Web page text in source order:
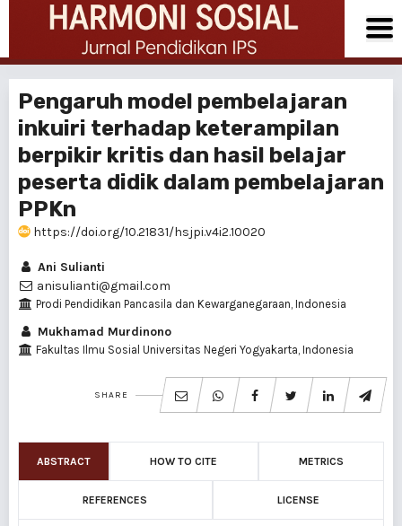
Pengaruh model pembelajaran
inkuiri terhadap keterampilan
berpikir kritis dan hasil belajar
peserta didik dalam pembelajaran
PPKn
https://doi.org/10.21831/hsjpi.v4i2.10020
Ani Sulianti
anisulianti@gmail.com
Prodi Pendidikan Pancasila dan Kewarganegaraan, Indonesia
Mukhamad Murdinono
Fakultas Ilmu Sosial Universitas Negeri Yogyakarta, Indonesia
SHARE
ABSTRACT HOW TO CITE METRICS
REFERENCES LICENSE